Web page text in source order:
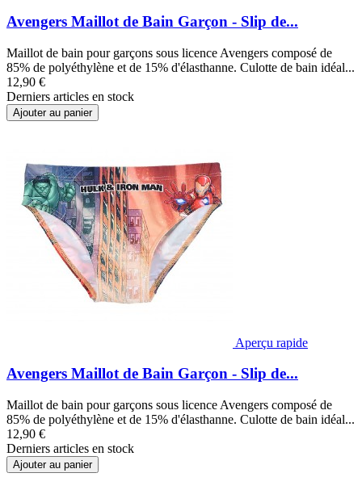
Avengers Maillot de Bain Garçon - Slip de...
Maillot de bain pour garçons sous licence Avengers composé de
85% de polyéthylène et de 15% d'élasthanne. Culotte de bain idéal...
12,90 €
Derniers articles en stock
Ajouter au panier
Aperçu rapide
Avengers Maillot de Bain Garçon - Slip de...
Maillot de bain pour garçons sous licence Avengers composé de
85% de polyéthylène et de 15% d'élasthanne. Culotte de bain idéal...
12,90 €
Derniers articles en stock
Ajouter au panier